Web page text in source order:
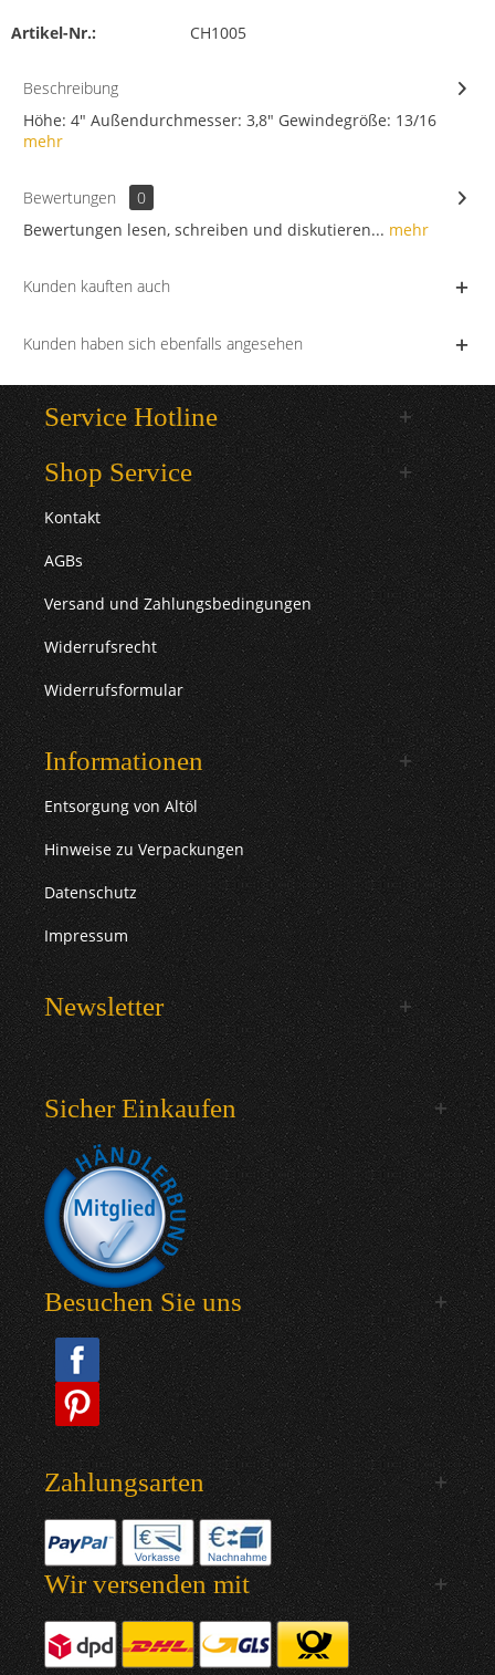
Artikel-Nr.: CH1005
Beschreibung
Höhe: 4" Außendurchmesser: 3,8" Gewindegröße: 13/16
mehr
Bewertungen
0
Bewertungen lesen, schreiben und diskutieren... mehr
Kunden kauften auch
Kunden haben sich ebenfalls angesehen
Service Hotline
Shop Service
Kontakt
AGBs
Versand und Zahlungsbedingungen
Widerrufsrecht
Widerrufsformular
Informationen
Entsorgung von Altöl
Hinweise zu Verpackungen
Datenschutz
Impressum
Newsletter
Sicher Einkaufen
Besuchen Sie uns
Zahlungsarten
Wir versenden mit